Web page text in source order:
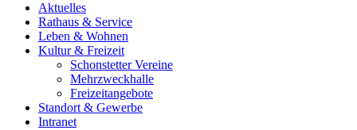
Aktuelles
Rathaus & Service
Leben & Wohnen
Kultur & Freizeit
Schonstetter Vereine
Mehrzweckhalle
Freizeitangebote
Standort & Gewerbe
Intranet